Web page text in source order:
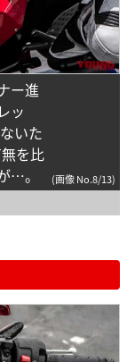
ー進
ッ
いた
を比
…。
(画像 No.8/13)